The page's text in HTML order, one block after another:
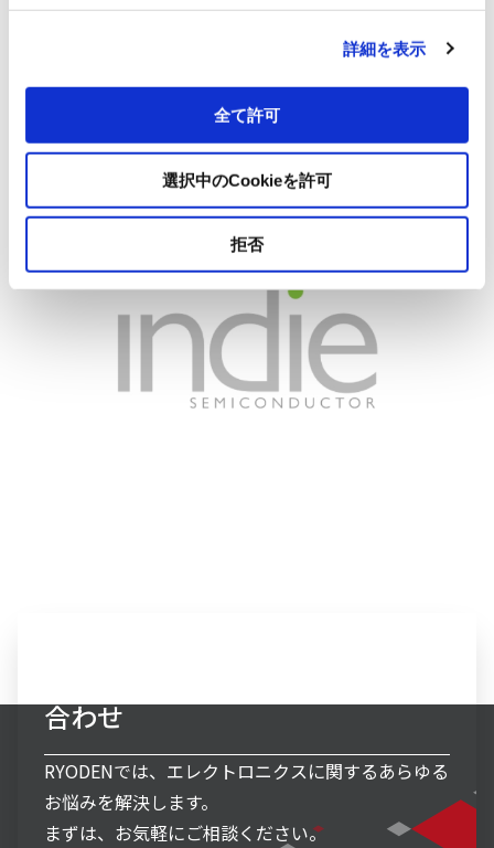
詳細を表示
全て許可
選択中のCookieを許可
拒否
サンプル製品のお問い合わせ
RYODENでは、本製品のサンプル製品をご用意しておりま
す。
まずは、お気軽にお問い合わせください。
お申し込みはこちら
合わせ
RYODENでは、エレクトロニクスに関するあらゆる
お悩みを解決します。
まずは、お気軽にご相談ください。